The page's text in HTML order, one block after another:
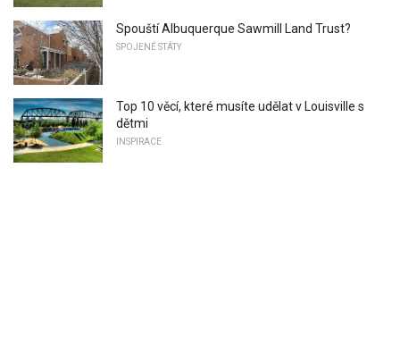
Spouští Albuquerque Sawmill Land Trust?
SPOJENÉ STÁTY
Top 10 věcí, které musíte udělat v Louisville s
dětmi
INSPIRACE